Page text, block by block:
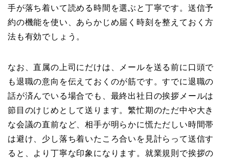
手が落ち着いて読める時間を選ぶと丁寧です。送信予
約の機能を使い、あらかじめ届く時刻を整えておく方
法も有効でしょう。
なお、直属の上司にだけは、メールを送る前に口頭で
も退職の意向を伝えておくのが筋です。すでに退職の
話が済んでいる場合でも、最終出社日の挨拶メールは
節目のけじめとして送ります。繁忙期のただ中や大き
な会議の直前など、相手が明らかに慌ただしい時間帯
は避け、少し落ち着いたころ合いを見計らって送信す
ると、より丁寧な印象になります。就業規則で挨拶の